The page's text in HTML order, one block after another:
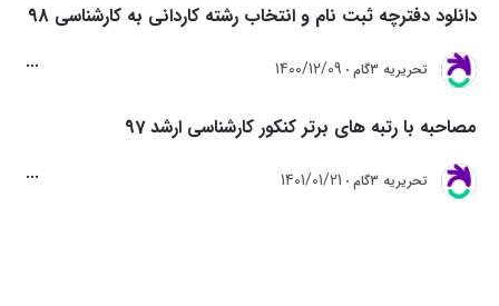
دانلود دفترچه ثبت نام و انتخاب رشته کاردانی به کارشناسی 98
تحريريه 3گام 1400/12/09
مصاحبه با رتبه های برتر کنکور کارشناسی ارشد 97
تحريريه 3گام 1401/01/21